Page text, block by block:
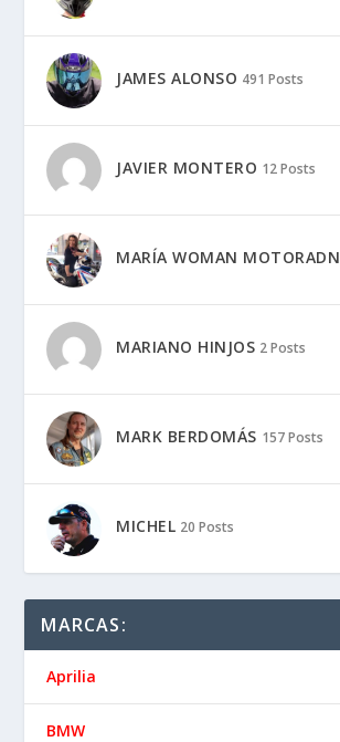
JAMES ALONSO 491 Posts
JAVIER MONTERO 12 Posts
MARÍA WOMAN MOTORADN
MARIANO HINJOS 2 Posts
MARK BERDOMÁS 157 Posts
MICHEL 20 Posts
MARCAS:
Aprilia
BMW